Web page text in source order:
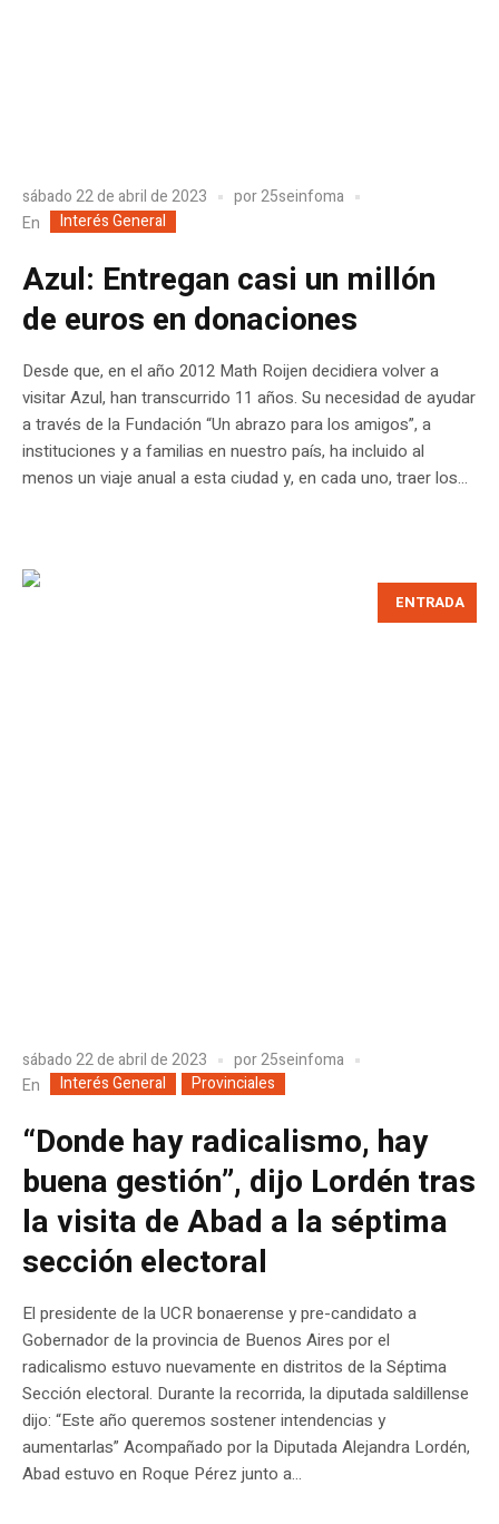
sábado 22 de abril de 2023 por25seinfoma
En
Interés General
Azul: Entregan casi un millón
de euros en donaciones
Desde que, en el año 2012 Math Roijen decidiera volver a
visitar Azul, han transcurrido 11 años. Su necesidad de ayudar
a través de la Fundación “Un abrazo para los amigos”, a
instituciones y a familias en nuestro país, ha incluido al
menos un viaje anual a esta ciudad y, en cada uno, traer los...
ENTRADA
sábado 22 de abril de 2023 por25seinfoma
En
Interés General Provinciales
“Donde hay radicalismo, hay
buena gestión”, dijo Lordén tras
la visita de Abad a la séptima
sección electoral
El presidente de la UCR bonaerense y pre-candidato a
Gobernador de la provincia de Buenos Aires por el
radicalismo estuvo nuevamente en distritos de la Séptima
Sección electoral. Durante la recorrida, la diputada saldillense
dijo: “Este año queremos sostener intendencias y
aumentarlas” Acompañado por la Diputada Alejandra Lordén,
Abad estuvo en Roque Pérez junto a...